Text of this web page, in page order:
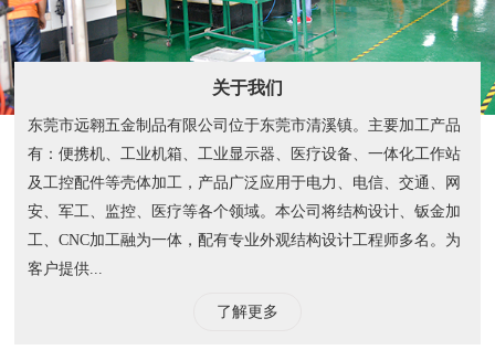
关于我们
东莞市远翱五金制品有限公司位于东莞市清溪镇。主要加工产品
有：便携机、工业机箱、工业显示器、医疗设备、一体化工作站
及工控配件等壳体加工，产品广泛应用于电力、电信、交通、网
安、军工、监控、医疗等各个领域。本公司将结构设计、钣金加
工、CNC加工融为一体，配有专业外观结构设计工程师多名。为
客户提供...
了解更多